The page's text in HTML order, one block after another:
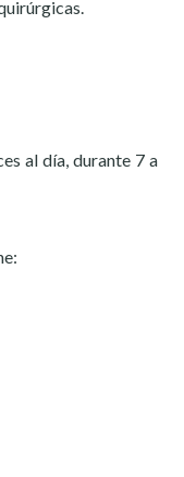
al día, durante 7 a